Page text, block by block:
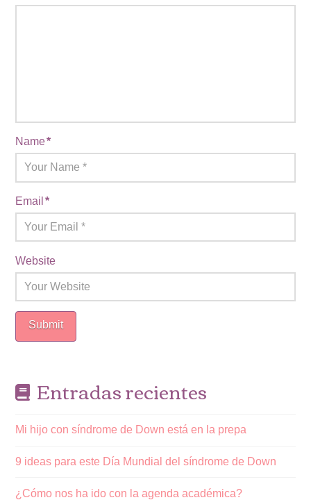
Name*
Email*
Website
Entradas recientes
Mi hijo con síndrome de Down está en la prepa
9 ideas para este Día Mundial del síndrome de Down
¿Cómo nos ha ido con la agenda académica?